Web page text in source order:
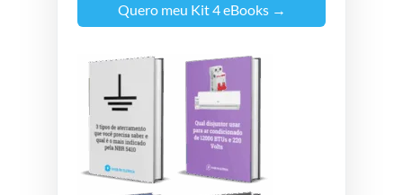
Quero meu Kit 4 eBooks →